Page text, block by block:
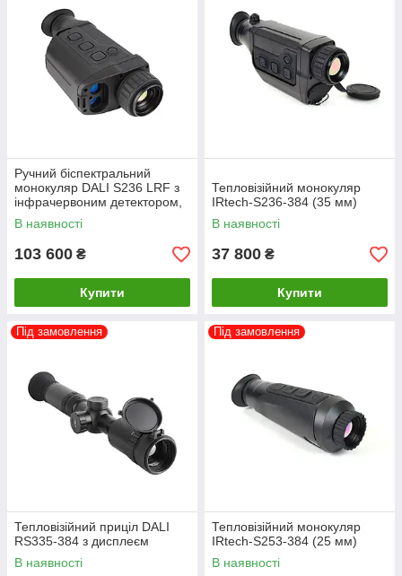
Ручний біспектральний
монокуляр DALI S236 LRF з
інфрачервоним детектором,
дисплеєм та лазерним
далекоміром
В наявності
103 600 ₴
Купити
Тепловізійний монокуляр
IRtech-S236-384 (35 мм)
В наявності
37 800 ₴
Купити
Під замовлення
Тепловізійний приціл DALI
RS335-384 з дисплеєм
В наявності
Під замовлення
Тепловізійний монокуляр
IRtech-S253-384 (25 мм)
В наявності